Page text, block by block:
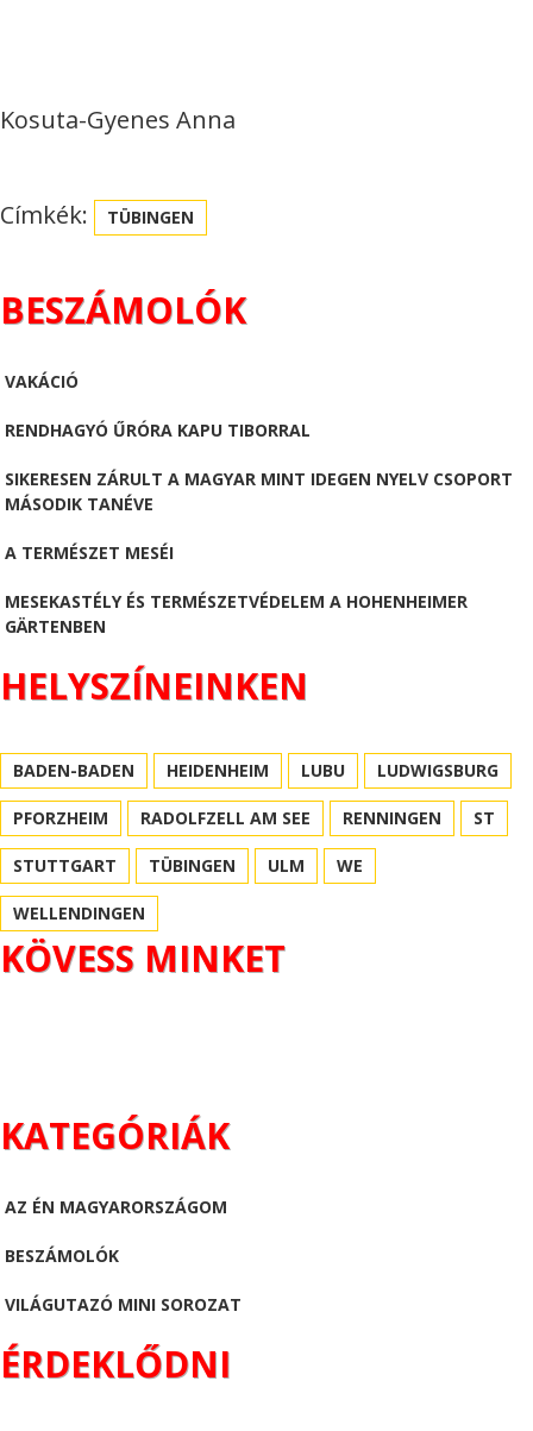
Kosuta-Gyenes Anna
Címkék: TÜBINGEN
BESZÁMOLÓK
VAKÁCIÓ
RENDHAGYÓ ŰRÓRA KAPU TIBORRAL
SIKERESEN ZÁRULT A MAGYAR MINT IDEGEN NYELV CSOPORT
MÁSODIK TANÉVE
A TERMÉSZET MESÉI
MESEKASTÉLY ÉS TERMÉSZETVÉDELEM A HOHENHEIMER
GÄRTENBEN
HELYSZÍNEINKEN
BADEN-BADEN HEIDENHEIM LUBU LUDWIGSBURG
PFORZHEIM RADOLFZELL AM SEE RENNINGEN ST
STUTTGART TÜBINGEN ULM WE
WELLENDINGEN
KÖVESS MINKET
KATEGÓRIÁK
AZ ÉN MAGYARORSZÁGOM
BESZÁMOLÓK
VILÁGUTAZÓ MINI SOROZAT
ÉRDEKLŐDNI